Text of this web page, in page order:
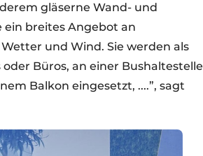
gläserne Wand- und
ein breites Angebot an
und Wind. Sie werden als
Büros, an einer Bushaltestelle
Balkon eingesetzt, ....”, sagt